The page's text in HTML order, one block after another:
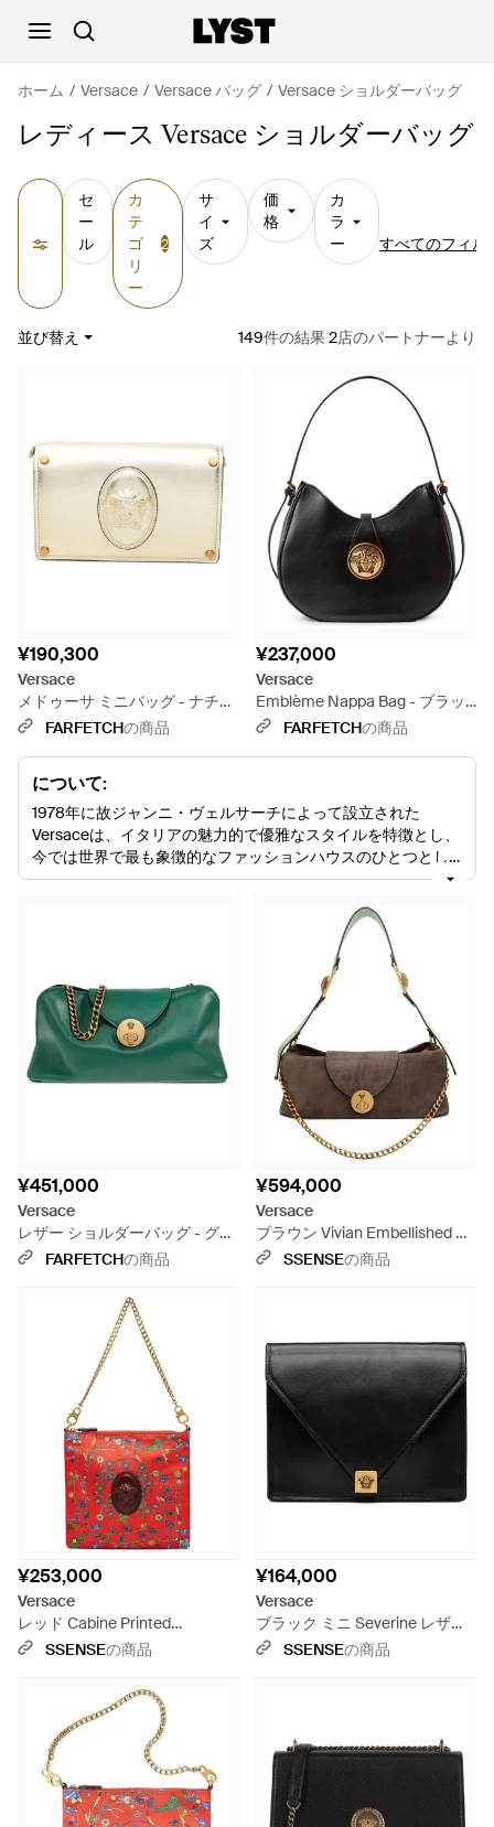
ホーム Versace Versace バッグ Versace ショルダーバッグ
レディース Versace ショルダーバッグ
セ
ー
ル
カ
テ
ゴ
リ
ー
2
サ
イ
ズ
価
格
カ
ラ
ー
すべてのフィル
並び替え 149件の結果 2店のパートナーより
¥190,300
Versace
メドゥーサ ミニバッグ - ナチュ
ラルFARFETCHの商品
¥237,000
Versace
Emblème Nappa Bag - ブラッ
ク
FARFETCHの商品
について:
1978年に故ジャンニ・ヴェルサーチによって設立された
Versaceは、イタリアの魅力的で優雅なスタイルを特徴とし、
今では世界で最も象徴的なファッションハウスのひとつとし
て知られています。ロックンロール、芸術、セレブリティの
鮮やかな色のアクセサリー、ブランドのトレードマークであ
るメデューサのロゴをあしらった人目を引くカクテルドレス
で有名です。1997年に兄のジャンニが亡くなった後、ドナテ
ラ・ヴェルサーチはブランドの経営を引き継ぎ、その大胆で
フェミニンな美学に夢中になり続けました。大胆な装飾、鮮
やかな色彩、ブランドを象徴するメデューサのメダリオン、
ゴールド調の金具などが施されたVersaceのショルダーバッグ
は、機能性と華やかさの両方を兼ね備えています。ステータ
スショルダーバックをお探しでしたら、Versaceをお選びくだ
¥451,000
Versace
レザー ショルダーバッグ - グリ
ーンFARFETCHの商品
¥594,000
Versace
ブラウン Vivian Embellished ス
エード クラッチバッグ
SSENSEの商品
¥253,000
Versace
レッド Cabine Printed
Duchesse ショルダーバッグ
SSENSEの商品
¥164,000
Versace
ブラック ミニ Severine レザー
バッグSSENSEの商品